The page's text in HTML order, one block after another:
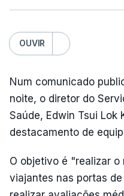
OUVIR
Num comunicado
noite, o diretor do
Saúde, Edwin Tsui Lok
destacamento de
O objetivo é "realizar
viajantes nas portas